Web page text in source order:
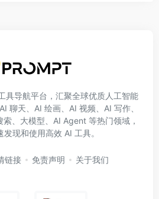
具导航平台，汇聚全球优质人工智能
聊天、AI 绘画、AI 视频、AI 写作、
、大模型、AI Agent 等热门领域，
现和使用高效 AI 工具。
链接 免责声明 关于我们